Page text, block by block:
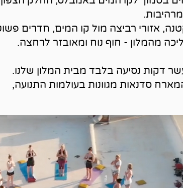
אזורי רביצה מול קו המים, חדרים
מהמלון - חוף נוח ומאובזר לרחצה.
דקות נסיעה בלבד מבית המלון שלנו.
סדנאות מגוונות בעולמות התנועה,